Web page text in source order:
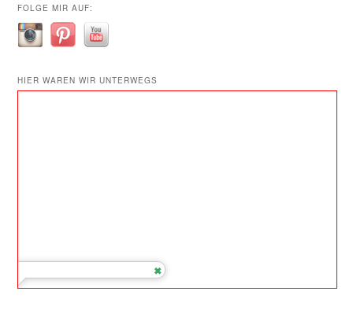
FOLGE MIR AUF:
HIER WAREN WIR UNTERWEGS